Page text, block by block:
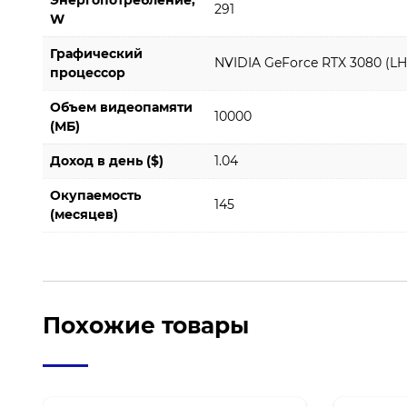
W
291
Графический
процессор
NVIDIA GeForce RTX 3080
Объем видеопамяти
(МБ)
10000
Доход в день ($) 1.04
Окупаемость
(месяцев)
145
Похожие товары